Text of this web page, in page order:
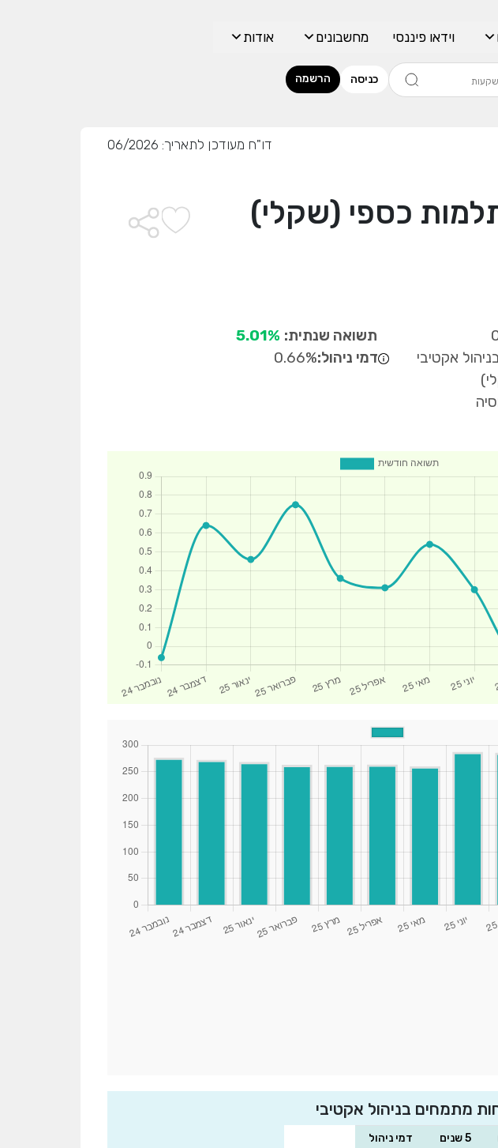
וידאו פיננסי מחשבונים אודות
כניסה הרשמה
דו"ח מעודכן לתאריך: 06/2026
כספי (שקלי)
אקטיבי
תשואה שנתית: 5.01%
דמי ניהול:0.66%
מתמחים בניהול אקטיבי
5 שנים
דמי ניהול